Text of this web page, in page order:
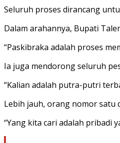
Seluruh proses dirancang
Dalam arahannya, Bupati
“Paskibraka adalah proses
Ia juga mendorong seluruh
“Kalian adalah putra-putri
Lebih jauh, orang nomor satu
“Yang kita cari adalah pribadi